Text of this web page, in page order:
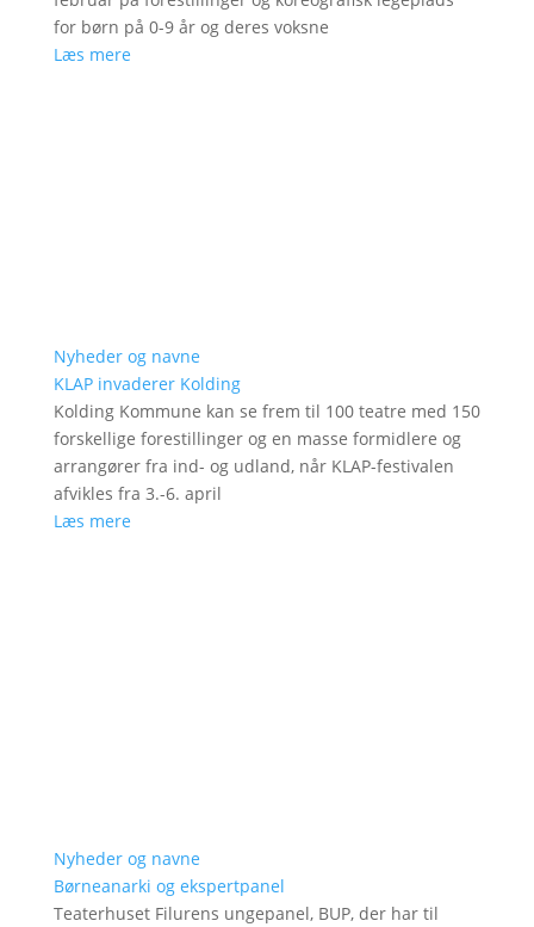
for børn på 0-9 år og deres voksne
Læs mere
Nyheder og navne
KLAP invaderer Kolding
Kolding Kommune kan se frem til 100 teatre med 150
forskellige forestillinger og en masse formidlere og
arrangører fra ind- og udland, når KLAP-festivalen
afvikles fra 3.-6. april
Læs mere
Nyheder og navne
Børneanarki og ekspertpanel
Teaterhuset Filurens ungepanel, BUP, der har til